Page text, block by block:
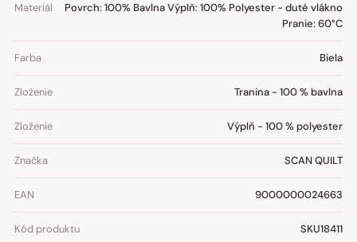
Materiál
Povrch: 100% Bavlna Výplň: 100% Polyester - duté vlákno
Pranie: 60°C
Farba Biela
Zloženie Tranina - 100 % bavlna
Zloženie Výplň - 100 % polyester
Značka SCAN QUILT
EAN 9000000024663
Kód produktu SKU18411